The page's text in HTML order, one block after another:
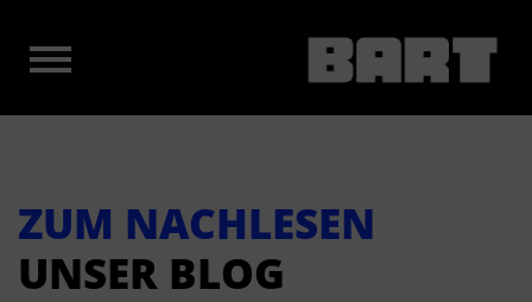
ZUM NACHLESEN
UNSER BLOG